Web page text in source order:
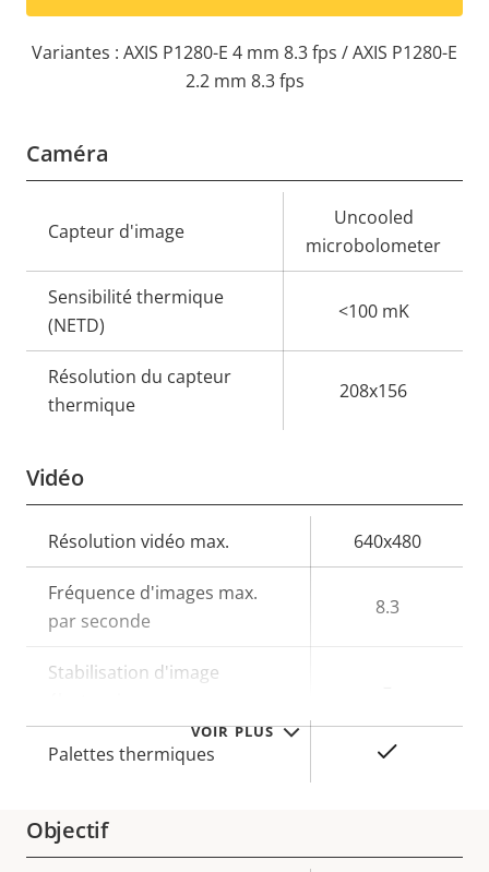
VOIR PLUS
Variantes : AXIS P1280-E 4 mm 8.3 fps / AXIS P1280-E
2.2 mm 8.3 fps
Caméra
de la
propriété
propriété
Capteur d'image
Uncooled
microbolometer
Sensibilité thermique
(NETD)
<100 mK
Résolution du capteur
thermique
208x156
Vidéo
Description
de la
propriété
Valeur de
la
propriété
Résolution vidéo max. 640x480
Fréquence d'images max.
par seconde
8.3
Stabilisation d'image
Palettes thermiques
Objectif